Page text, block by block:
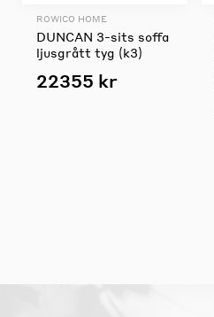
ROWICO HOME
DUNCAN 3-sits soffa
ljusgrått tyg (k3)
22355 kr